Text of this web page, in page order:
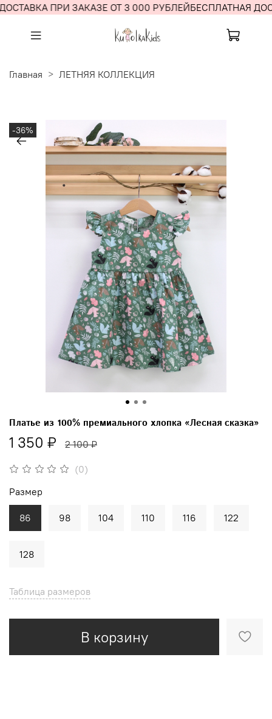
ПРИ ЗАКАЗЕ ОТ 3 000 РУБЛЕЙБЕСПЛАТНАЯ
Главная ЛЕТНЯЯ КОЛЛЕКЦИЯ
-36%
(0)
Платье из 100% премиального хлопка «Лесная сказка»
1 350 ₽ 2 100 ₽
Таблица размеров
В корзину
Размер
86 98 104 110 116 122
128